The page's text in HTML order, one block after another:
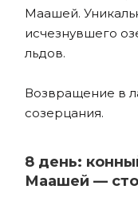
Маашей.
исчезнувшего
льдов.
Возвращение в
созерцания.
8 день:
Маашей —